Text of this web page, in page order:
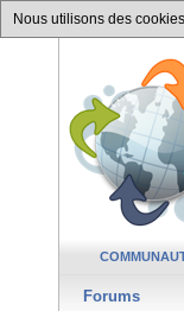
Nous utilisons des
Forums